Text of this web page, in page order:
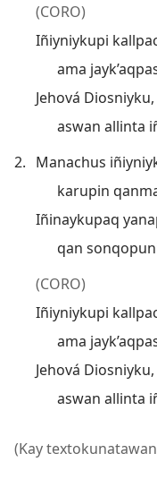
(CORO)
Iñiyniykupi
ama
Jehová
aswan allinta
2. Manachus
karupin
Iñinaykupaq
qan
(CORO)
Iñiyniykupi
ama
Jehová
aswan allinta
(Kay